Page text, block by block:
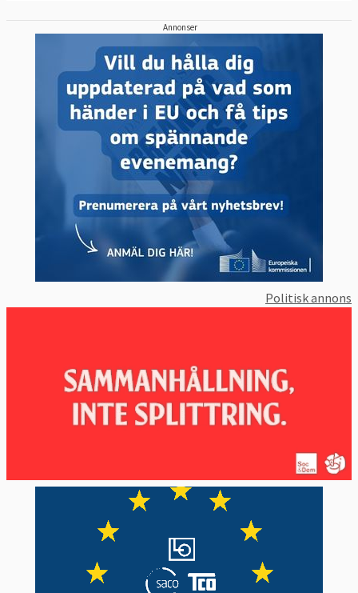
Annonser
Politisk annons